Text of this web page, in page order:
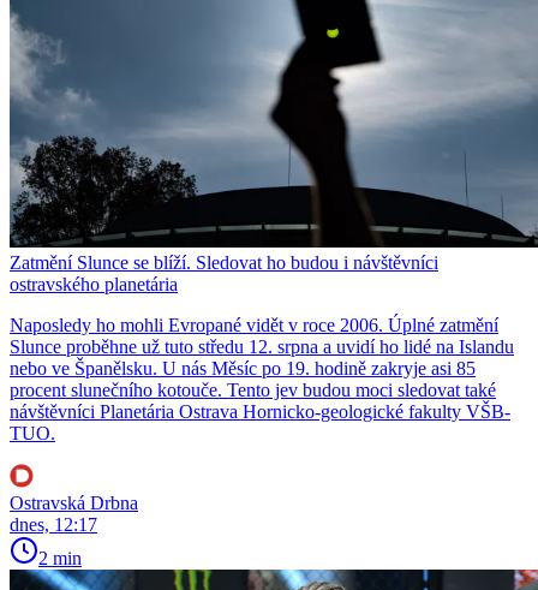
Zatmění Slunce se blíží. Sledovat ho budou i návštěvníci
ostravského planetária
Naposledy ho mohli Evropané vidět v roce 2006. Úplné zatmění
Slunce proběhne už tuto středu 12. srpna a uvidí ho lidé na Islandu
nebo ve Španělsku. U nás Měsíc po 19. hodině zakryje asi 85
procent slunečního kotouče. Tento jev budou moci sledovat také
návštěvníci Planetária Ostrava Hornicko-geologické fakulty VŠB-
TUO.
Ostravská Drbna
dnes, 12:17
2 min